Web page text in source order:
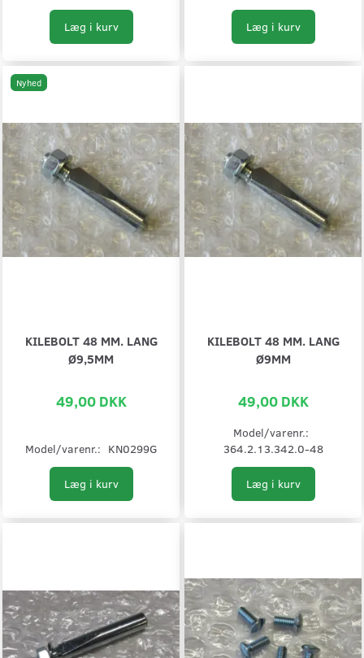
Læg i kurv Læg i kurv
Nyhed
KILEBOLT 48 MM. LANG
Ø9,5MM
49,00 DKK
Model/varenr.: KN0299G
Læg i kurv
KILEBOLT 48 MM. LANG
Ø9MM
49,00 DKK
Model/varenr.:
364.2.13.342.0-48
Læg i kurv